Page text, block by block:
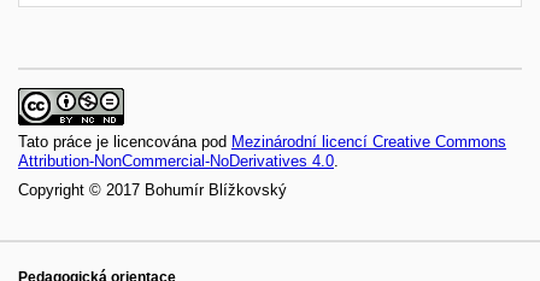
Tato práce je licencována pod Mezinárodní licencí Creative Commons
Attribution-NonCommercial-NoDerivatives 4.0.
Copyright © 2017 Bohumír Blížkovský